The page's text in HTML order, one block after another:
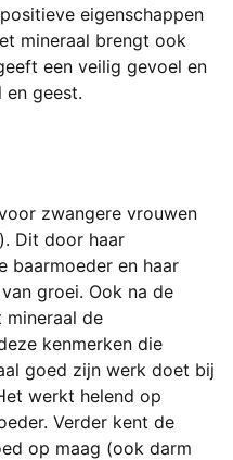
eigenschappen
mineraal brengt ook
een veilig gevoel en
en geest.
zwangere vrouwen
Dit door haar
baarmoeder en haar
groei. Ook na de
mineraal de
kenmerken die
goed zijn werk doet bij
werkt helend op
Verder kent de
op maag (ook darm